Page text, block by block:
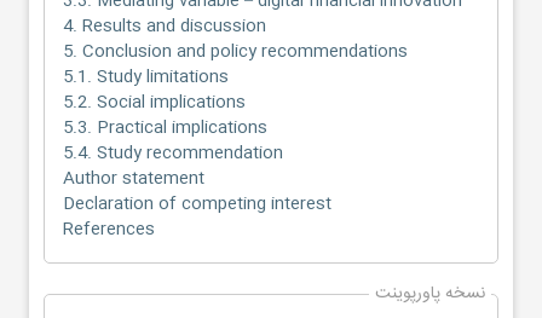
4. Results and discussion
5. Conclusion and policy recommendations
5.1. Study limitations
5.2. Social implications
5.3. Practical implications
5.4. Study recommendation
Author statement
Declaration of competing interest
References
نسخه پاورپوینت